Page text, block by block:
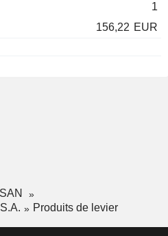
1
156,22 EUR
Produits de levier